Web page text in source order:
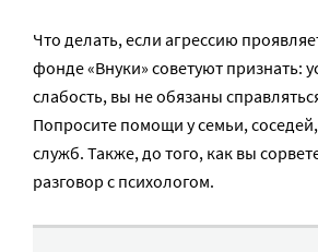
Что делать, если агрессию
фонде «Внуки» советуют признать:
слабость, вы не обязаны
Попросите помощи у семьи,
служб. Также, до того, как вы
разговор с психологом.